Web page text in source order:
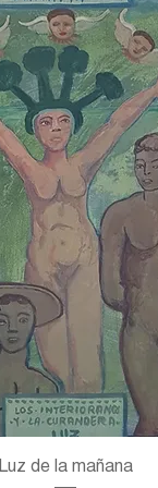
Luz de la mañana